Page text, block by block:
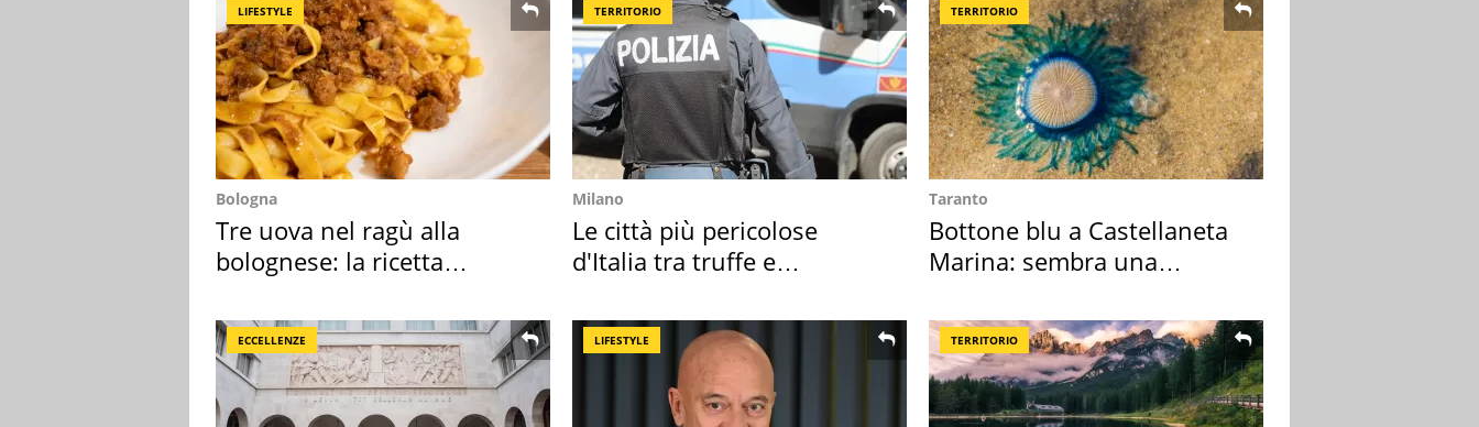
LIFESTYLE
Bologna
Tre uova nel ragù alla
bolognese: la ricetta
TERRITORIO
Milano
Le città più pericolose
d'Italia tra truffe e
TERRITORIO
Taranto
Bottone blu a Castellaneta
Marina: sembra una
ECCELLENZE LIFESTYLE TERRITORIO